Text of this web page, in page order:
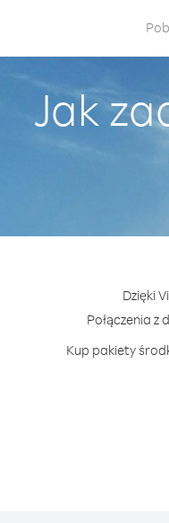
Jak
Dzięki
Połączenia
Kup pakiety